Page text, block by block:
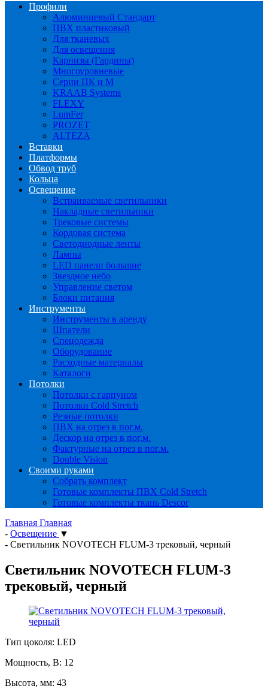
Профили
Алюминиевый Стандарт
ПВХ пластиковый
Для тканевых
Для освещения
Карнизы (Гардины)
Многоуровневые
Серии ПК и М
KRAAB Systems
FLEXY
LumFer
PROZET
ALTEZA
Вставки
Платформы
Обвод труб
Кольца
Освещение
Встраиваемые светильники
Накладные светильники
Трековые системы
Кордовая система
Светодиодные ленты
Лампы
LED панели большие
Звездное небо
Управление светом
Блоки питания
Инструменты
Инструменты в аренду
Шпатели
Спецодежда
Оборудование
Расходные материалы
Каталоги
Потолки
Потолки с гарпуном
Потолки Cold Stretch
Резные потолки
ПВХ на отрез в пог.м.
Дескор на отрез в пог.м.
Фактурные на отрез в пог.м.
Double Vision
Своими руками
Собрать комплект
Готовые комплекты ПВХ Cold Stretch
Готовые комплекты ткань Descor
Главная Главная
- Освещение ▼
- Светильник NOVOTECH FLUM-3 трековый, черный
Светильник NOVOTECH FLUM-3
трековый, черный
Тип цоколя: LED
Мощность, В: 12
Высота, мм: 43